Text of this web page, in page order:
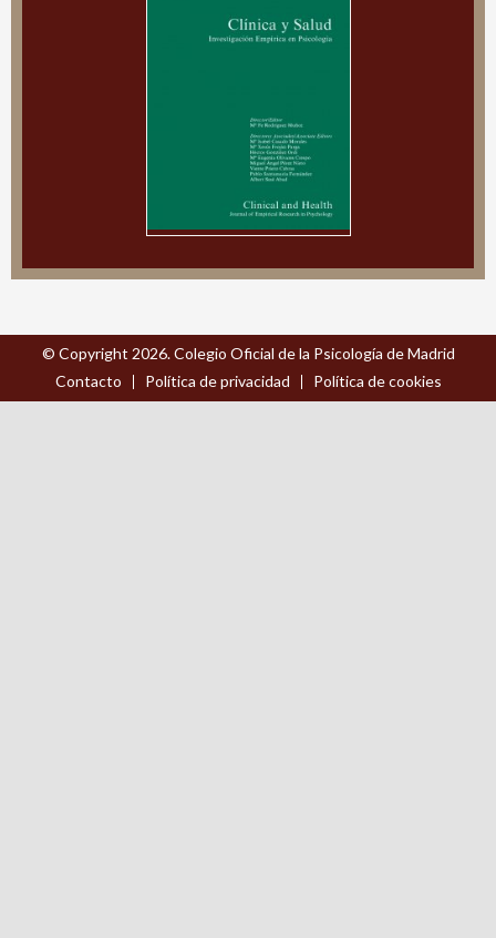
© Copyright 2026. Colegio Oficial de la Psicología de Madrid
Contacto
Política de privacidad Política de cookies